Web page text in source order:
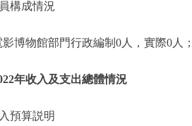
成情況
物館部門行政編制0人，實際0人；
年收入及支出總體情況
算説明